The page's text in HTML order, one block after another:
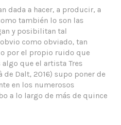
dada a hacer, a producir, a
también lo son las
y posibilitan tal
como obviado, tan
por el propio ruido que
que el artista Tres
de Dalt, 2016) supo poner de
en los numerosos
a lo largo de más de quince